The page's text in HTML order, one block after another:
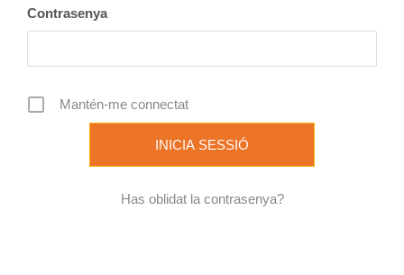
NOTÍCIES
OTE
REVISTA DIGITAL
Contrasenya
Mantén-me connectat
Has oblidat la contrasenya?